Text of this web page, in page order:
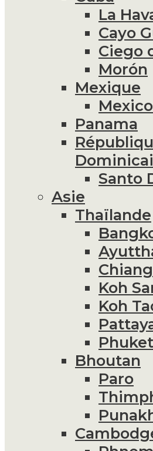
La
Cayo
Ciego
Morón
Mexique
Panama
Santo
Asie
Thaïlande
Koh
Koh
Phuket
Bhoutan
Paro